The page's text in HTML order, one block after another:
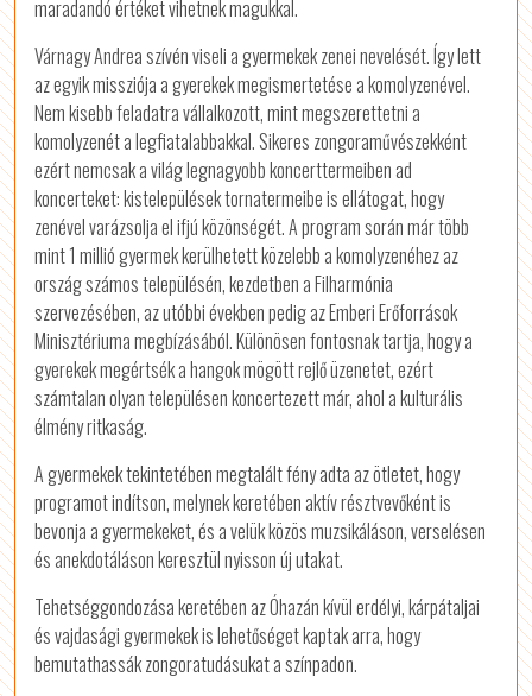
maradandó értéket vihetnek magukkal.
Várnagy Andrea szívén viseli a gyermekek zenei nevelését. Így lett
az egyik missziója a gyerekek megismertetése a komolyzenével.
Nem kisebb feladatra vállalkozott, mint megszerettetni a
komolyzenét a legfiatalabbakkal. Sikeres zongoraművészekként
ezért nemcsak a világ legnagyobb koncerttermeiben ad
koncerteket: kistelepülések tornatermeibe is ellátogat, hogy
zenével varázsolja el ifjú közönségét. A program során már több
mint 1 millió gyermek kerülhetett közelebb a komolyzenéhez az
ország számos településén, kezdetben a Filharmónia
szervezésében, az utóbbi években pedig az Emberi Erőforrások
Minisztériuma megbízásából. Különösen fontosnak tartja, hogy a
gyerekek megértsék a hangok mögött rejlő üzenetet, ezért
számtalan olyan településen koncertezett már, ahol a kulturális
élmény ritkaság.
A gyermekek tekintetében megtalált fény adta az ötletet, hogy
programot indítson, melynek keretében aktív résztvevőként is
bevonja a gyermekeket, és a velük közös muzsikáláson, verselésen
és anekdotáláson keresztül nyisson új utakat.
Tehetséggondozása keretében az Óhazán kívül erdélyi, kárpátaljai
és vajdasági gyermekek is lehetőséget kaptak arra, hogy
bemutathassák zongoratudásukat a színpadon.